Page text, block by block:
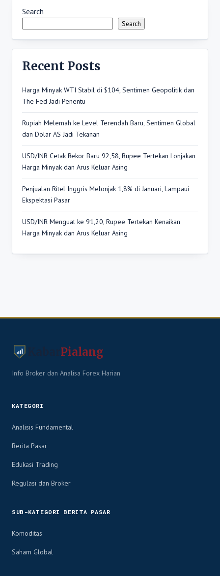
Search
Search
Recent Posts
Harga Minyak WTI Stabil di $104, Sentimen Geopolitik dan
The Fed Jadi Penentu
Rupiah Melemah ke Level Terendah Baru, Sentimen Global
dan Dolar AS Jadi Tekanan
USD/INR Cetak Rekor Baru 92,58, Rupee Tertekan Lonjakan
Harga Minyak dan Arus Keluar Asing
Penjualan Ritel Inggris Melonjak 1,8% di Januari, Lampaui
Ekspektasi Pasar
USD/INR Menguat ke 91,20, Rupee Tertekan Kenaikan
Harga Minyak dan Arus Keluar Asing
Pialang
Info Broker dan Analisa Forex Harian
KATEGORI
Analisis Fundamental
Berita Pasar
Edukasi Trading
Regulasi dan Broker
SUB-KATEGORI BERITA PASAR
Komoditas
Saham Global